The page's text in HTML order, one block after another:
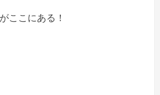
ここにある！